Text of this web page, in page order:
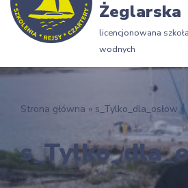
Żeglarska
licencjonowana
wodnych
Strona główna » s_Tylko_dla_osłow